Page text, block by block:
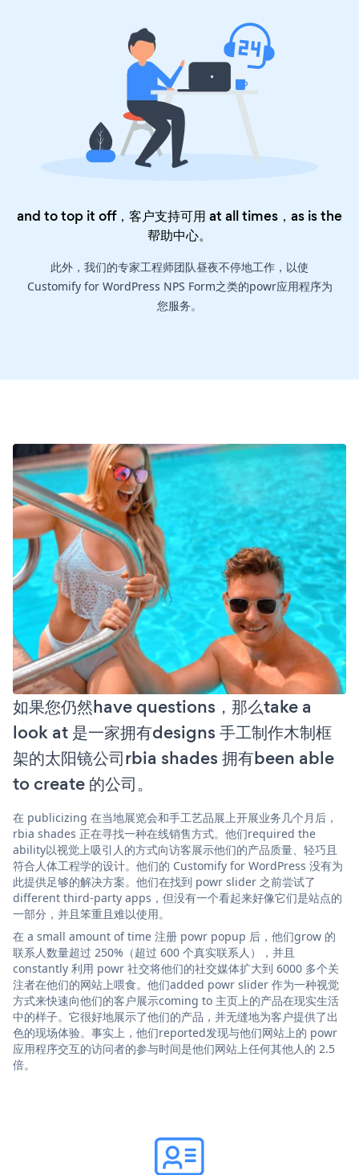
and to top it off，客户支持可用 at all times，as is the
帮助中心。
此外，我们的专家工程师团队昼夜不停地工作，以使
Customify for WordPress NPS Form之类的powr应用程序为
您服务。
如果您仍然have questions，那么take a
look at 是一家拥有designs 手工制作木制框
架的太阳镜公司rbia shades 拥有been able
to create 的公司。
在 publicizing 在当地展览会和手工艺品展上开展业务几个月后，
rbia shades 正在寻找一种在线销售方式。他们required the
ability以视觉上吸引人的方式向访客展示他们的产品质量、轻巧且
符合人体工程学的设计。他们的 Customify for WordPress 没有为
此提供足够的解决方案。他们在找到 powr slider 之前尝试了
different third-party apps，但没有一个看起来好像它们是站点的
一部分，并且笨重且难以使用。
在 a small amount of time 注册 powr popup 后，他们grow 的
联系人数量超过 250%（超过 600 个真实联系人），并且
constantly 利用 powr 社交将他们的社交媒体扩大到 6000 多个关
注者在他们的网站上喂食。他们added powr slider 作为一种视觉
方式来快速向他们的客户展示coming to 主页上的产品在现实生活
中的样子。它很好地展示了他们的产品，并无缝地为客户提供了出
色的现场体验。事实上，他们reported发现与他们网站上的 powr
应用程序交互的访问者的参与时间是他们网站上任何其他人的 2.5
倍。